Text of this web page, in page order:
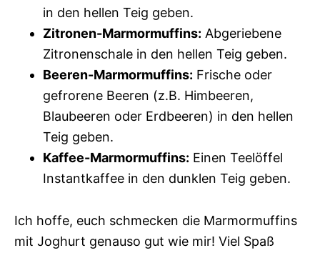
in den hellen Teig geben.
Zitronen-Marmormuffins: Abgeriebene
Zitronenschale in den hellen Teig geben.
Beeren-Marmormuffins: Frische oder
gefrorene Beeren (z.B. Himbeeren,
Blaubeeren oder Erdbeeren) in den hellen
Teig geben.
Kaffee-Marmormuffins: Einen Teelöffel
Instantkaffee in den dunklen Teig geben.
Ich hoffe, euch schmecken die Marmormuffins
mit Joghurt genauso gut wie mir! Viel Spaß